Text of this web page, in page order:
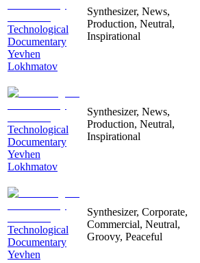
Technological
Documentary
Yevhen
Lokhmatov
Synthesizer, News,
Production, Neutral,
Inspirational
Technological
Documentary
Yevhen
Lokhmatov
Synthesizer, News,
Production, Neutral,
Inspirational
Technological
Documentary
Yevhen
Synthesizer, Corporate,
Commercial, Neutral,
Groovy, Peaceful